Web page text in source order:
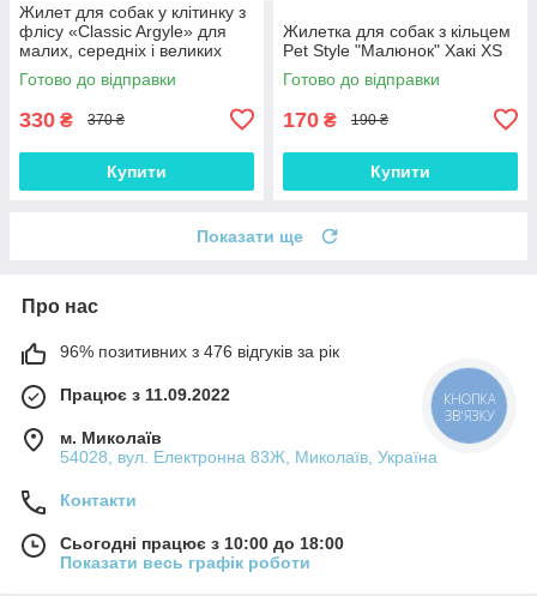
Жилет для собак у клітинку з
флісу «Classic Argyle» для
малих, середніх і великих
порід Сірий XS
Готово до відправки
330 ₴ 370 ₴
Купити
Жилетка для собак з кільцем
Pet Style "Малюнок" Хакі XS
Готово до відправки
170 ₴ 190 ₴
Купити
Показати ще
Про нас
96% позитивних з 476 відгуків за рік
Працює з 11.09.2022
м. Миколаїв
54028, вул. Електронна 83Ж, Миколаїв, Україна
Контакти
Сьогодні працює з 10:00 до 18:00
Показати весь графік роботи
КНОПКА
ЗВ'ЯЗКУ